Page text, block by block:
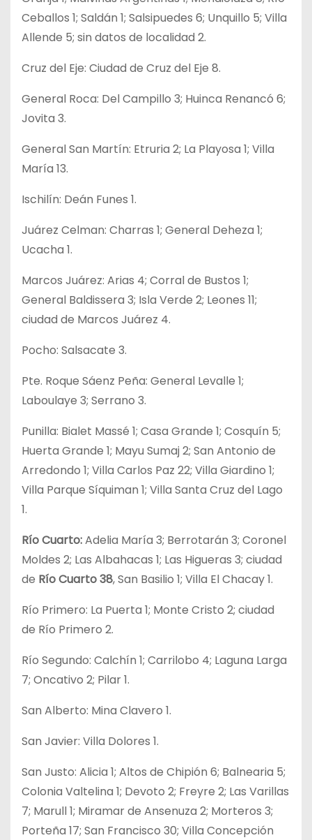
Ceballos 1; Saldán 1; Salsipuedes 6; Unquillo 5; Villa
Allende 5; sin datos de localidad 2.
Cruz del Eje: Ciudad de Cruz del Eje 8.
General Roca: Del Campillo 3; Huinca Renancó 6;
Jovita 3.
General San Martín: Etruria 2; La Playosa 1; Villa
María 13.
Ischilín: Deán Funes 1.
Juárez Celman: Charras 1; General Deheza 1;
Ucacha 1.
Marcos Juárez: Arias 4; Corral de Bustos 1;
General Baldissera 3; Isla Verde 2; Leones 11;
ciudad de Marcos Juárez 4.
Pocho: Salsacate 3.
Pte. Roque Sáenz Peña: General Levalle 1;
Laboulaye 3; Serrano 3.
Punilla: Bialet Massé 1; Casa Grande 1; Cosquín 5;
Huerta Grande 1; Mayu Sumaj 2; San Antonio de
Arredondo 1; Villa Carlos Paz 22; Villa Giardino 1;
Villa Parque Síquiman 1; Villa Santa Cruz del Lago
1.
Río Cuarto:Adelia María 3; Berrotarán 3; Coronel
Moldes 2; Las Albahacas 1; Las Higueras 3; ciudad
de Río Cuarto 38, San Basilio 1; Villa El Chacay 1.
Río Primero: La Puerta 1; Monte Cristo 2; ciudad
de Río Primero 2.
Río Segundo: Calchín 1; Carrilobo 4; Laguna Larga
7; Oncativo 2; Pilar 1.
San Alberto: Mina Clavero 1.
San Javier: Villa Dolores 1.
San Justo: Alicia 1; Altos de Chipión 6; Balnearia 5;
Colonia Valtelina 1; Devoto 2; Freyre 2; Las Varillas
7; Marull 1; Miramar de Ansenuza 2; Morteros 3;
Porteña 17; San Francisco 30; Villa Concepción